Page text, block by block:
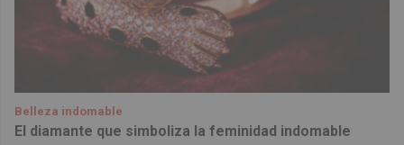
Belleza indomable
El diamante que simboliza la feminidad indomable